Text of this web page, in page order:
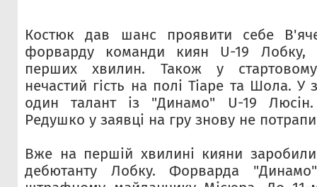
Костюк дав шанс проявити себе
форварду команди киян U-19 Лобку,
перших хвилин. Також у
нечастий гiсть на полі Тіаре та Шола. У
один талант із "Динамо" U-19
Редушко у заявці на гру знову не
Вже на першій хвилині кияни заробили
дебютанту Лобку. Форварда